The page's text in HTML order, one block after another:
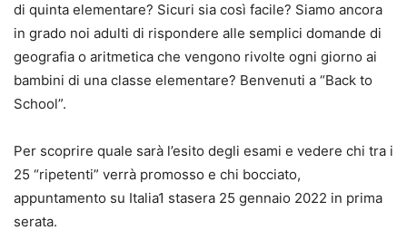
di quinta elementare? Sicuri sia così facile? Siamo ancora
in grado noi adulti di rispondere alle semplici domande di
geografia o aritmetica che vengono rivolte ogni giorno ai
bambini di una classe elementare? Benvenuti a “Back to
School”.
Per scoprire quale sarà l’esito degli esami e vedere chi tra i
25 “ripetenti” verrà promosso e chi bocciato,
appuntamento su Italia1 stasera 25 gennaio 2022 in prima
serata.